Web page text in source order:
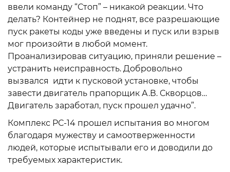
ввели команду “Стоп” – никакой реакции. Что
делать? Контейнер не поднят, все разрешающие
пуск ракеты коды уже введены и пуск или взрыв
мог произойти в любой момент.
Проанализировав ситуацию, приняли решение –
устранить неисправность. Добровольно
вызвался идти к пусковой установке, чтобы
завести двигатель прапорщик А.В. Скворцов…
Двигатель заработал, пуск прошел удачно”.
Комплекс РС-14 прошел испытания во многом
благодаря мужеству и самоотверженности
людей, которые испытывали его и доводили до
требуемых характеристик.